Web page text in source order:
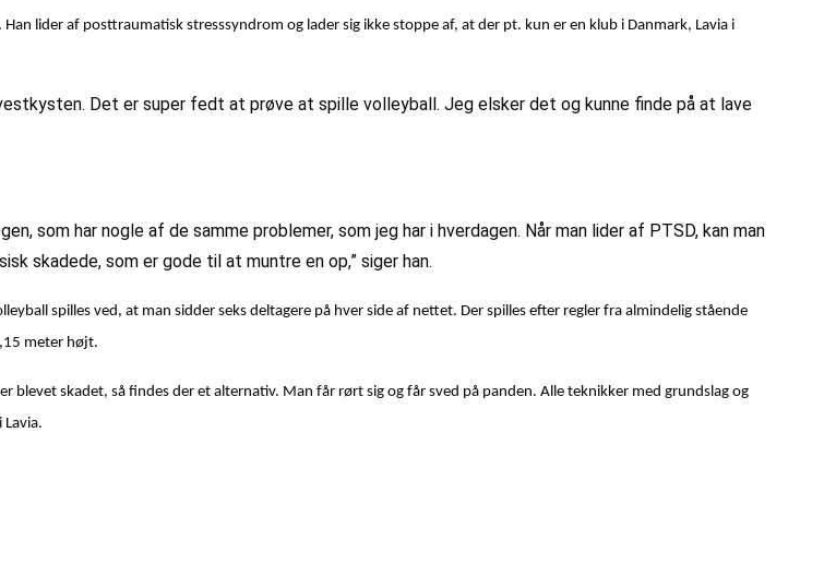
lider af posttraumatisk stresssyndrom og lader sig ikke stoppe af, at der pt. kun er en klub i Danmark, Lavia i
Det er super fedt at prøve at spille volleyball. Jeg elsker det og kunne finde på at lave
som har nogle af de samme problemer, som jeg har i hverdagen. Når man lider af PTSD, kan man
skadede, som er gode til at muntre en op,” siger han.
spilles ved, at man sidder seks deltagere på hver side af nettet. Der spilles efter regler fra almindelig stående
meter højt.
blevet skadet, så findes der et alternativ. Man får rørt sig og får sved på panden. Alle teknikker med grundslag og